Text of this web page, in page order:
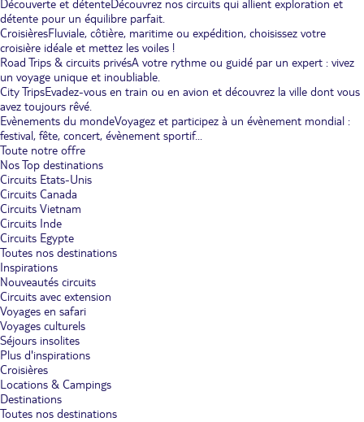
Découverte et détenteDécouvrez nos circuits qui allient exploration et
détente pour un équilibre parfait.
CroisièresFluviale, côtière, maritime ou expédition, choisissez votre
croisière idéale et mettez les voiles !
Road Trips & circuits privésA votre rythme ou guidé par un expert : vivez
un voyage unique et inoubliable.
City TripsEvadez-vous en train ou en avion et découvrez la ville dont vous
avez toujours rêvé.
Evènements du mondeVoyagez et participez à un évènement mondial :
festival, fête, concert, évènement sportif...
Toute notre offre
Nos Top destinations
Circuits Etats-Unis
Circuits Canada
Circuits Vietnam
Circuits Inde
Circuits Egypte
Toutes nos destinations
Inspirations
Nouveautés circuits
Circuits avec extension
Voyages en safari
Voyages culturels
Séjours insolites
Plus d'inspirations
Croisières
Locations & Campings
Destinations
Toutes nos destinations